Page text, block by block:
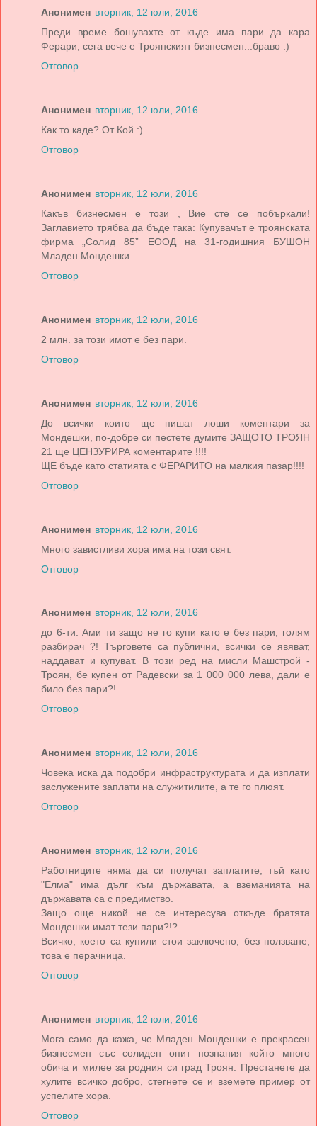
Анонимен вторник, 12 юли, 2016
Преди време бошувахте от къде има пари да кара
Ферари, сега вече е Троянският бизнесмен...браво :)
Отговор
Анонимен вторник, 12 юли, 2016
Как то каде? От Кой :)
Отговор
Анонимен вторник, 12 юли, 2016
Какъв бизнесмен е този , Вие сте се побъркали!
Заглавието трябва да бъде така: Купувачът е троянската
фирма „Солид 85” ЕООД на 31-годишния БУШОН
Младен Мондешки ...
Отговор
Анонимен вторник, 12 юли, 2016
2 млн. за този имот е без пари.
Отговор
Анонимен вторник, 12 юли, 2016
До всички които ще пишат лоши коментари за
Мондешки, по-добре си пестете думите ЗАЩОТО ТРОЯН
21 ще ЦЕНЗУРИРА коментарите !!!!
ЩЕ бъде като статията с ФЕРАРИТО на малкия пазар!!!!
Отговор
Анонимен вторник, 12 юли, 2016
Много завистливи хора има на този свят.
Отговор
Анонимен вторник, 12 юли, 2016
до 6-ти: Ами ти защо не го купи като е без пари, голям
разбирач ?! Търговете са публични, всички се явяват,
наддават и купуват. В този ред на мисли Машстрой -
Троян, бе купен от Радевски за 1 000 000 лева, дали е
било без пари?!
Отговор
Анонимен вторник, 12 юли, 2016
Човека иска да подобри инфраструктурата и да изплати
заслужените заплати на служитилите, а те го плюят.
Отговор
Анонимен вторник, 12 юли, 2016
Работниците няма да си получат заплатите, тъй като
"Елма" има дълг към държавата, а вземанията на
държавата са с предимство.
Защо още никой не се интересува откъде братята
Мондешки имат тези пари?!?
Всичко, което са купили стои заключено, без ползване,
това е перачница.
Отговор
Анонимен вторник, 12 юли, 2016
Мога само да кажа, че Младен Мондешки е прекрасен
бизнесмен със солиден опит познания който много
обича и милее за родния си град Троян. Престанете да
хулите всичко добро, стегнете се и вземете пример от
успелите хора.
Отговор